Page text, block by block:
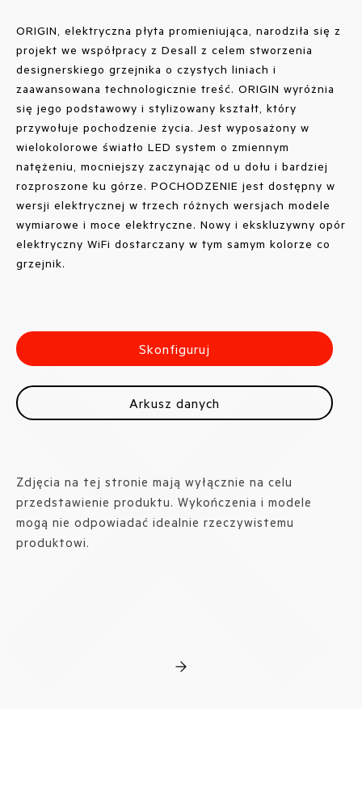
ORIGIN, elektryczna płyta promieniująca, narodziła się z
projekt we współpracy z Desall z celem stworzenia
designerskiego grzejnika o czystych liniach i
zaawansowana technologicznie treść. ORIGIN wyróżnia
się jego podstawowy i stylizowany kształt, który
przywołuje pochodzenie życia. Jest wyposażony w
wielokolorowe światło LED system o zmiennym
natężeniu, mocniejszy zaczynając od u dołu i bardziej
rozproszone ku górze. POCHODZENIE jest dostępny w
wersji elektrycznej w trzech różnych wersjach modele
wymiarowe i moce elektryczne. Nowy i ekskluzywny opór
elektryczny WiFi dostarczany w tym samym kolorze co
grzejnik.
Skonfiguruj
Arkusz danych
Zdjęcia na tej stronie mają wyłącznie na celu
przedstawienie produktu. Wykończenia i modele
mogą nie odpowiadać idealnie rzeczywistemu
produktowi.